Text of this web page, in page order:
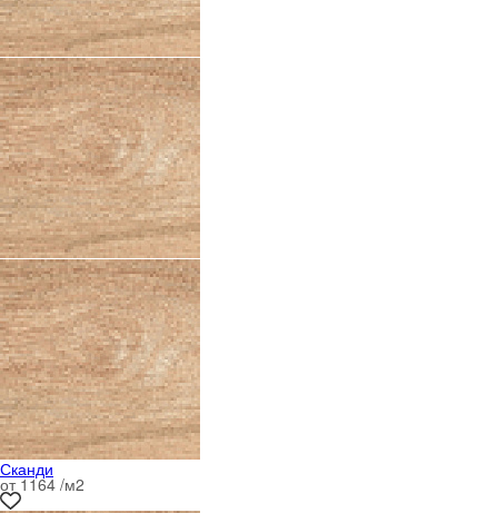
Сканди
от 1164 /м2